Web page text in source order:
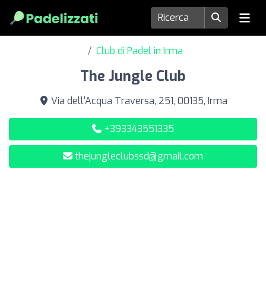
Club di Padel in Irma
The Jungle Club
Via dell'Acqua Traversa, 251, 00135, Irma
+393343551335
thejungleclubssd@gmail.com